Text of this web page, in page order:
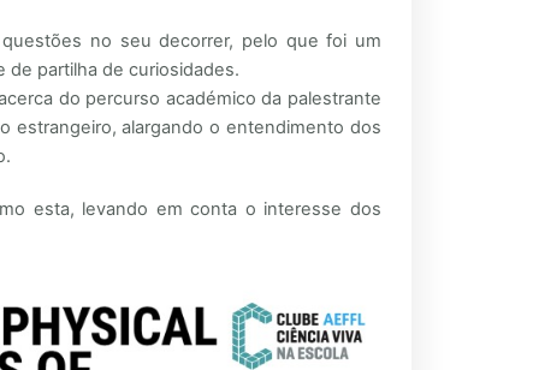
no seu decorrer, pelo que foi um
partilha de curiosidades.
do percurso académico da palestrante
estrangeiro, alargando o entendimento dos
esta, levando em conta o interesse dos